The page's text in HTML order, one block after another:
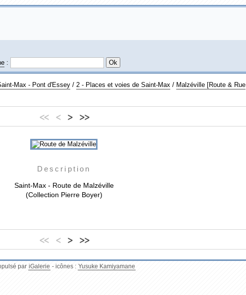
:
Max - Pont d'Essey/ 2 - Places et voies de Saint-Max/ Malzéville [Route & Rue
<< < > >>
Description
Saint-Max - Route de Malzéville
(Collection Pierre Boyer)
<< < > >>
par iGalerie - icônes : Yusuke Kamiyamane